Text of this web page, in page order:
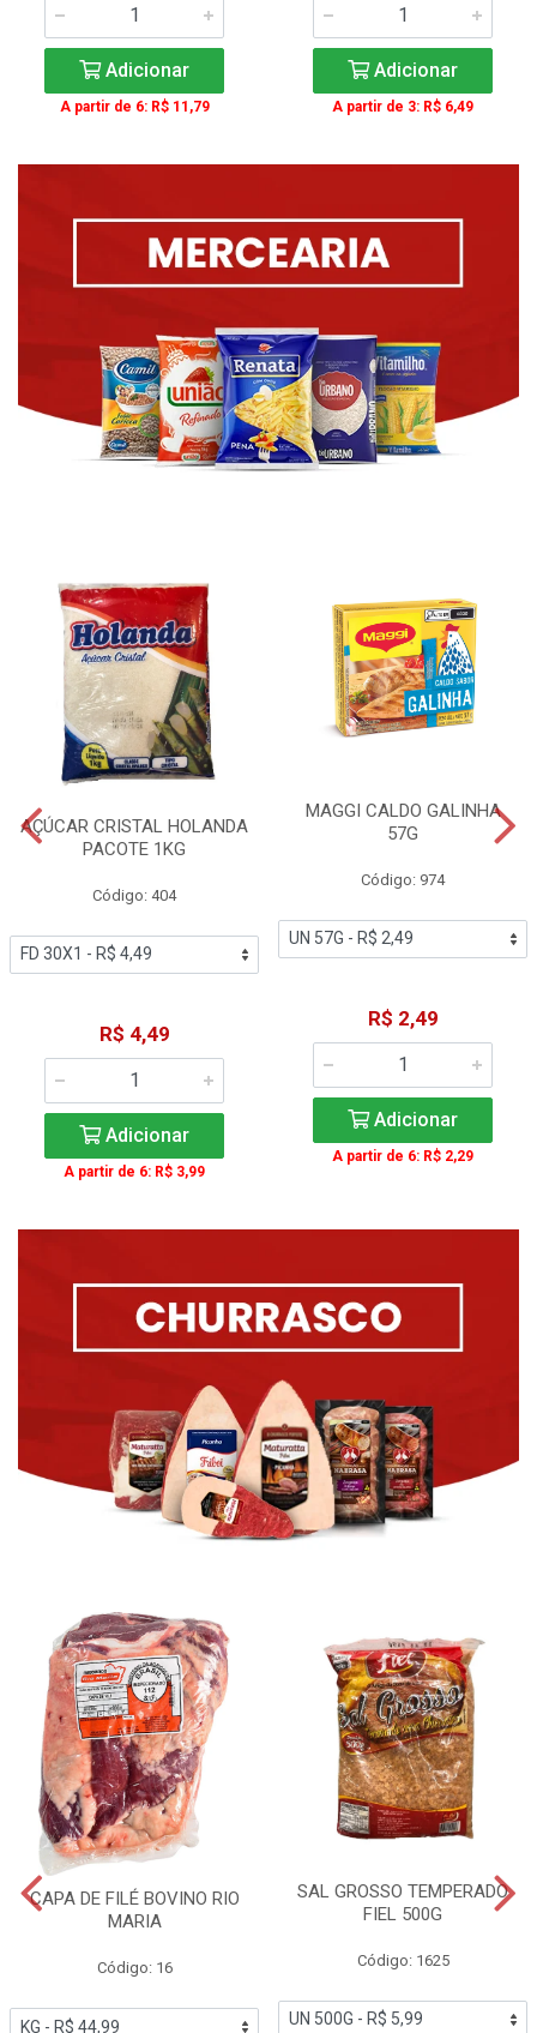
Adicionar
A partir de 6: R$ 11,79
Adicionar
A partir de 3: R$ 6,49
AÇÚCAR CRISTAL HOLANDA
PACOTE 1KG
Código: 404
R$ 4,49
Adicionar
A partir de 6: R$ 3,99
MAGGI CALDO GALINHA
57G
Código: 974
R$ 2,49
Adicionar
A partir de 6: R$ 2,29
CAPA DE FILÉ BOVINO RIO
MARIA
Código: 16
SAL GROSSO TEMPERADO
FIEL 500G
Código: 1625